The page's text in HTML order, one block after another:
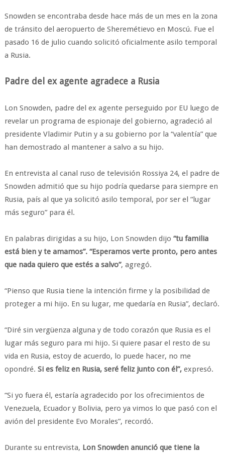
Snowden se encontraba desde hace más de un mes en la zona
de tránsito del aeropuerto de Sheremétievo en Moscú. Fue el
pasado 16 de julio cuando solicitó oficialmente asilo temporal
a Rusia.
Padre del ex agente agradece a Rusia
Lon Snowden, padre del ex agente perseguido por EU luego de
revelar un programa de espionaje del gobierno, agradeció al
presidente Vladimir Putin y a su gobierno por la “valentía” que
han demostrado al mantener a salvo a su hijo.
En entrevista al canal ruso de televisión Rossiya 24, el padre de
Snowden admitió que su hijo podría quedarse para siempre en
Rusia, país al que ya solicitó asilo temporal, por ser el “lugar
más seguro” para él.
En palabras dirigidas a su hijo, Lon Snowden dijo “tu familia
está bien y te amamos”. “Esperamos verte pronto, pero antes
que nada quiero que estés a salvo”, agregó.
“Pienso que Rusia tiene la intención firme y la posibilidad de
proteger a mi hijo. En su lugar, me quedaría en Rusia”, declaró.
“Diré sin vergüenza alguna y de todo corazón que Rusia es el
lugar más seguro para mi hijo. Si quiere pasar el resto de su
vida en Rusia, estoy de acuerdo, lo puede hacer, no me
opondré. Si es feliz en Rusia, seré feliz junto con él”,expresó.
“Si yo fuera él, estaría agradecido por los ofrecimientos de
Venezuela, Ecuador y Bolivia, pero ya vimos lo que pasó con el
avión del presidente Evo Morales”, recordó.
Durante su entrevista, Lon Snowden anunció que tiene la